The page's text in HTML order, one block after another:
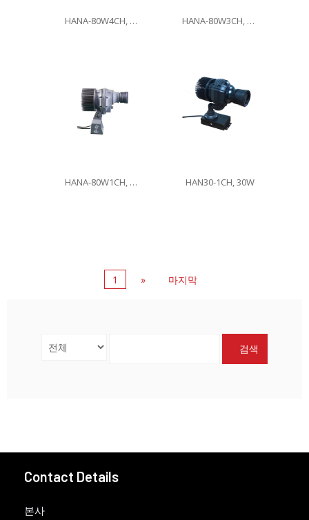
HANA-80W4CH, 80W HANA-80W3CH, 80W
HANA-80W1CH, 80W HAN30-1CH, 30W
1 » 마지막
검색
Contact Details
본사